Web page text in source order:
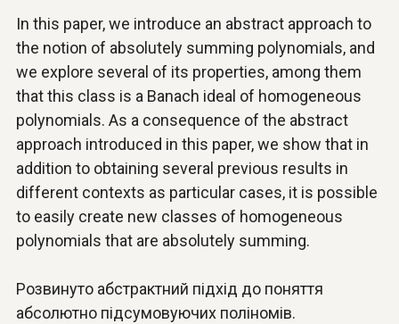
In this paper, we introduce an abstract approach to
the notion of absolutely summing polynomials, and
we explore several of its properties, among them
that this class is a Banach ideal of homogeneous
polynomials. As a consequence of the abstract
approach introduced in this paper, we show that in
addition to obtaining several previous results in
different contexts as particular cases, it is possible
to easily create new classes of homogeneous
polynomials that are absolutely summing.
Розвинуто абстрактний підхід до поняття
абсолютно підсумовуючих поліномів.